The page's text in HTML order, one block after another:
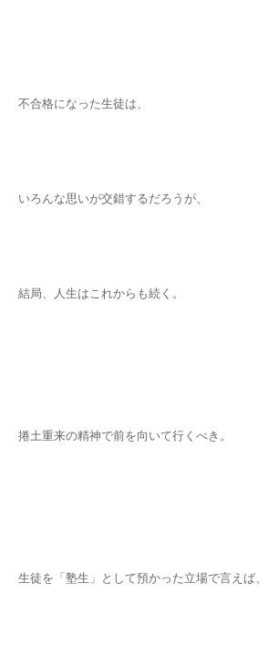
不合格になった生徒は、
いろんな思いが交錯するだろうが、
結局、人生はこれからも続く。
捲土重来の精神で前を向いて行くべき。
生徒を「塾生」として預かった立場で言えば、